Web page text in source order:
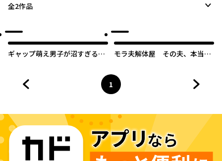
全2作品
ギャップ萌え男子が沼すぎる！
モラ夫解体屋 その夫、本当に
ページ
1
へ